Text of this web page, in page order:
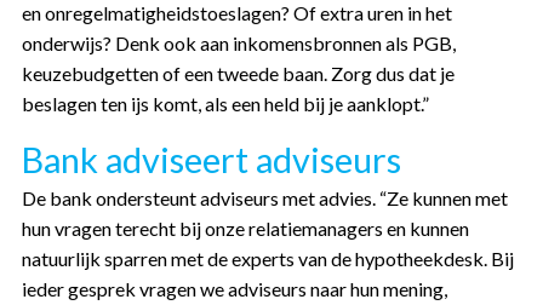
en onregelmatigheidstoeslagen? Of extra uren in het
onderwijs? Denk ook aan inkomensbronnen als PGB,
keuzebudgetten of een tweede baan. Zorg dus dat je
beslagen ten ijs komt, als een held bij je aanklopt.”
Bank adviseert adviseurs
De bank ondersteunt adviseurs met advies. “Ze kunnen met
hun vragen terecht bij onze relatiemanagers en kunnen
natuurlijk sparren met de experts van de hypotheekdesk. Bij
ieder gesprek vragen we adviseurs naar hun mening,